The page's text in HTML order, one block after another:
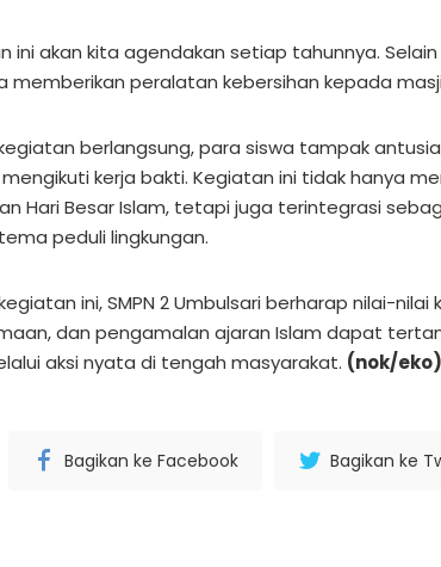
ini akan kita agendakan setiap tahunnya.
memberikan peralatan kebersihan kepada
berlangsung, para siswa tampak
kerja bakti. Kegiatan ini tidak hanya
Hari Besar Islam, tetapi juga terintegrasi
peduli lingkungan.
ini, SMPN 2 Umbulsari berharap nilai-nilai
dan pengamalan ajaran Islam dapat
aksi nyata di tengah masyarakat. (nok/eko)
Bagikan ke Facebook Bagikan ke